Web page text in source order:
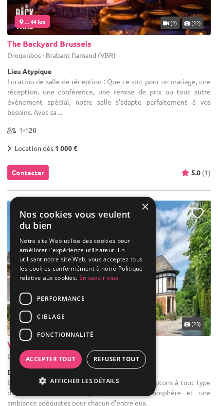
... 44 km (2) (22)
The Backyard Brussels
Drogenbos - Brabant flamand (VBR)
Lieu Atypique
Location de salle de réception : Que ce soit pour un mariage, une
réception, une conférence, une remise de prix ou tout autre
événement spécial, notre salle s'adapte parfaitement à vos
besoins. Avec sa ...
1-120
Location dès 1 000 €
Contacter 5.0 (1)
... 44 km (23)
Villattitude
Bruxelles - Bruxelles-Capitale (BRU)
Demeure de caractère / Villa
Location de salle de réception : Nous nous adaptons à tout type
d’événements et vous proposons une atmosphère et une
ambiance adéquates pour chacun d’entre eux.
×
Nos cookies vous veulent
du bien
Notre site Web utilise des cookies pour
améliorer l'expérience utilisateur. En
utilisant notre site Web, vous acceptez tous
les cookies conformément à notre Politique
relative aux cookies. En savoir plus
PERFORMANCE
CIBLAGE
FONCTIONNALITÉ
ACCEPTER TOUT REFUSER TOUT
AFFICHER LES DÉTAILS